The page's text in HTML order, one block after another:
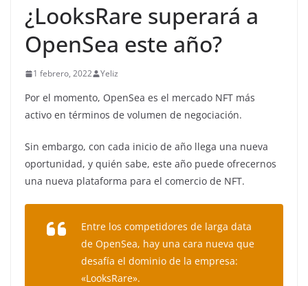
¿LooksRare superará a
OpenSea este año?
1 febrero, 2022 Yeliz
Por el momento, OpenSea es el mercado NFT más
activo en términos de volumen de negociación.
Sin embargo, con cada inicio de año llega una nueva
oportunidad, y quién sabe, este año puede ofrecernos
una nueva plataforma para el comercio de NFT.
Entre los competidores de larga data
de OpenSea, hay una cara nueva que
desafía el dominio de la empresa:
«LooksRare».